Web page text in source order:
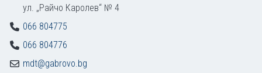
ул. „Райчо Каролев“ № 4
066 804775
066 804776
mdt@gabrovo.bg